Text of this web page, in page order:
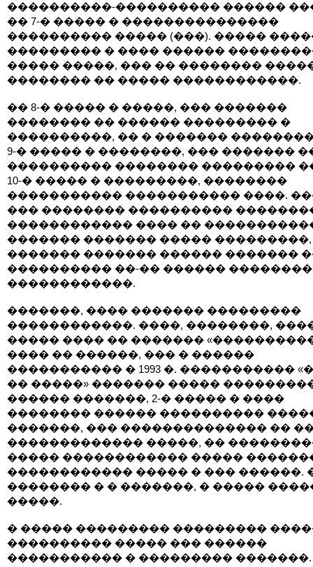
����������-���������� ������
�� 7-� ����� � ���������������
���������� ����� (���). �����
��������� � ���� ������
����� �����, ��� �� ��������
�������� �� ����� ������������.
�� 8-� ����� � �����, ��� �������
�������� �� ������ ��������� �
����������, �� � �������
9-� ����� � ��������, ��� �������
���������� �������� ���������
10-� ����� � ���������, ��������
����������� ����������� ����.
��� �������� ����������
������������ ���� ��
������� ������� ����� ���������,
������� ������� ������ �������
���������� ��-�� ������
������������.
�������, ���� ������� ���������
������������. ����, ��������,
����� ���� �� �������
���� �� ������, ��� � ������
����������� � 1993 �. �����������
�� �����» ������� �����
������ �������, 2-� ����� � ����
�������� ������ ����������
�������, ��� �������������� ��
������������� �����, ��
����� ������������ �����
������������ ����� � ��� ������.
�������� � � �������, � �����
�����.
� ����� ��������� ���������
���������� ����� ��� ������
����������� � ��������� �������.